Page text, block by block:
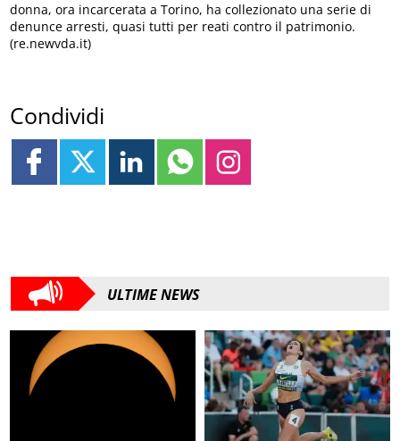
donna, ora incarcerata a Torino, ha collezionato una serie di
denunce arresti, quasi tutti per reati contro il patrimonio.
(re.newvda.it)
Condividi
ULTIME NEWS